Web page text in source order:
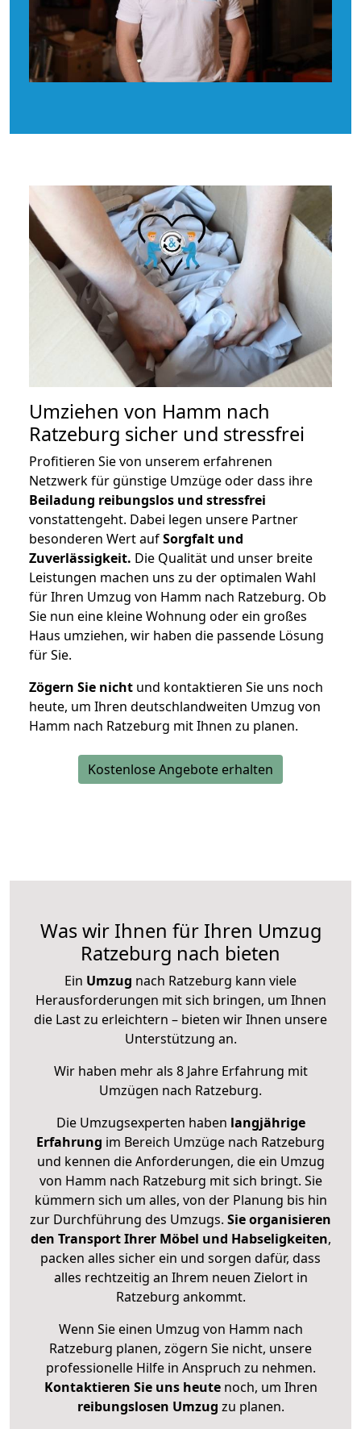
Umziehen von Hamm nach
Ratzeburg sicher und stressfrei
Profitieren Sie von unserem erfahrenen
Netzwerk für günstige Umzüge oder dass ihre
Beiladung reibungslos und stressfrei
vonstattengeht. Dabei legen unsere Partner
besonderen Wert aufSorgfalt und
Zuverlässigkeit. Die Qualität und unser breite
Leistungen machen uns zu der optimalen Wahl
für Ihren Umzug von Hamm nach Ratzeburg. Ob
Sie nun eine kleine Wohnung oder ein großes
Haus umziehen, wir haben die passende Lösung
für Sie.
Zögern Sie nicht und kontaktieren Sie uns noch
heute, um Ihren deutschlandweiten Umzug von
Hamm nach Ratzeburg mit Ihnen zu planen.
Kostenlose Angebote erhalten
Was wir Ihnen für Ihren Umzug
Ratzeburg nach bieten
Ein Umzug nach Ratzeburg kann viele
Herausforderungen mit sich bringen, um Ihnen
die Last zu erleichtern – bieten wir Ihnen unsere
Unterstützung an.
Wir haben mehr als 8 Jahre Erfahrung mit
Umzügen nach Ratzeburg.
Die Umzugsexperten haben langjährige
Erfahrung im Bereich Umzüge nach Ratzeburg
und kennen die Anforderungen, die ein Umzug
von Hamm nach Ratzeburg mit sich bringt. Sie
kümmern sich um alles, von der Planung bis hin
zur Durchführung des Umzugs. Sie organisieren
den Transport Ihrer Möbel und Habseligkeiten,
packen alles sicher ein und sorgen dafür, dass
alles rechtzeitig an Ihrem neuen Zielort in
Ratzeburg ankommt.
Wenn Sie einen Umzug von Hamm nach
Ratzeburg planen, zögern Sie nicht, unsere
professionelle Hilfe in Anspruch zu nehmen.
Kontaktieren Sie uns heutenoch, um Ihren
reibungslosen Umzug zu planen.